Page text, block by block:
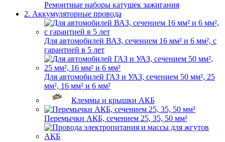
Ремонтные наборы катушек зажигания
2. Аккумуляторные провода
Для автомобилей ВАЗ, сечением 16 мм² и 6 мм², с
гарантией в 5 лет
Для автомобилей ГАЗ и УАЗ, сечением 50 мм², 25
мм², 16 мм² и 6 мм²
Клеммы и крышки АКБ
Перемычки АКБ, сечением 25, 35, 50 мм²